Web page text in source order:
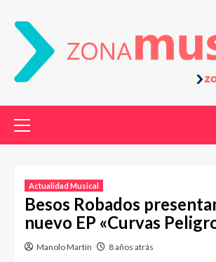
Actualidad Musical
Besos Robados
nuevo EP «Curvas
Manolo Martín 8 años atrás